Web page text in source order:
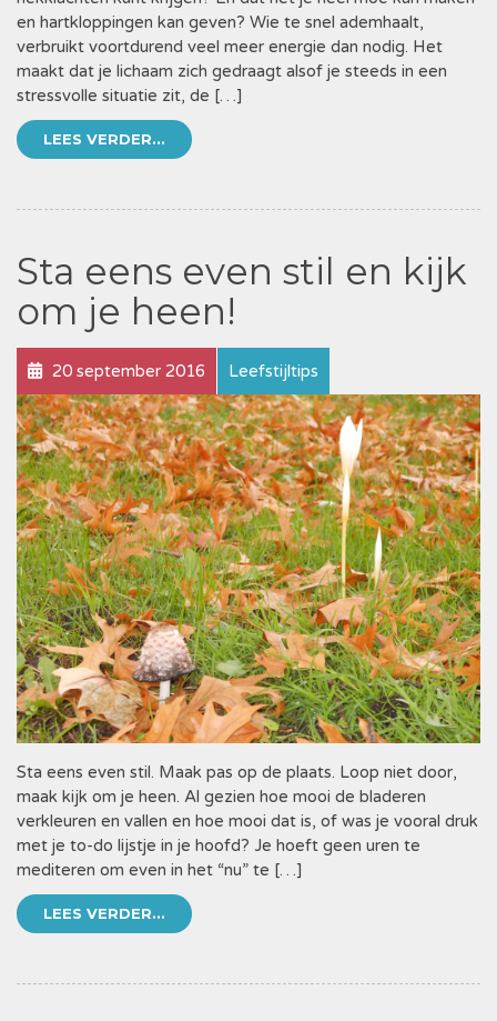
en hartkloppingen kan geven? Wie te snel ademhaalt,
verbruikt voortdurend veel meer energie dan nodig. Het
maakt dat je lichaam zich gedraagt alsof je steeds in een
stressvolle situatie zit, de […]
LEES VERDER...
Sta eens even stil en kijk
om je heen!
20 september 2016 Leefstijltips
Sta eens even stil. Maak pas op de plaats. Loop niet door,
maak kijk om je heen. Al gezien hoe mooi de bladeren
verkleuren en vallen en hoe mooi dat is, of was je vooral druk
met je to-do lijstje in je hoofd? Je hoeft geen uren te
mediteren om even in het “nu” te […]
LEES VERDER...